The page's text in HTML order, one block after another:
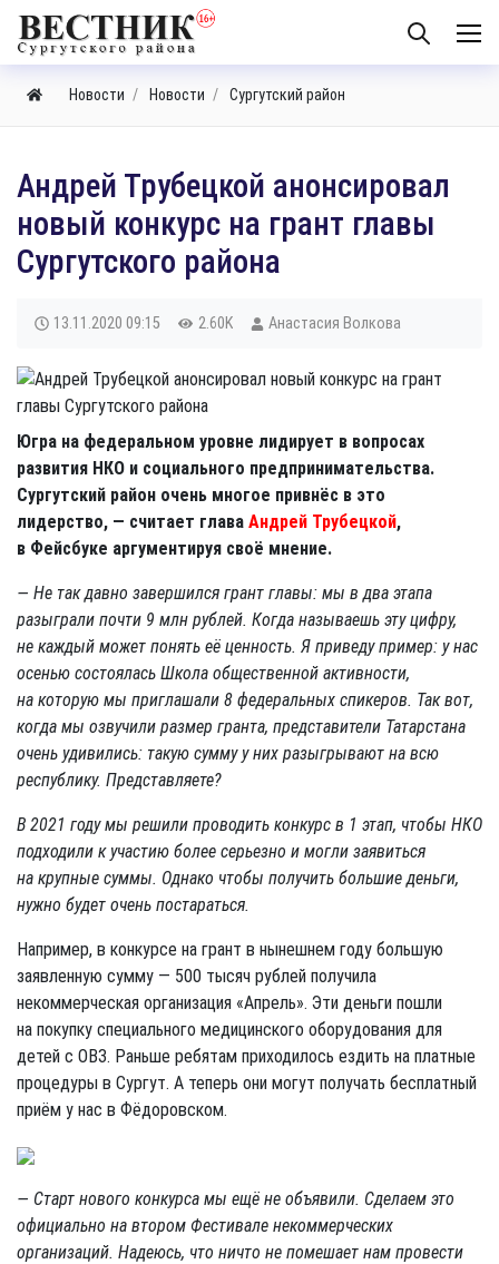
Новости Новости Сургутский район
Андрей Трубецкой анонсировал
новый конкурс на грант главы
Сургутского района
13.11.2020 09:15 2.60K Анастасия Волкова
Югра на федеральном уровне лидирует в вопросах
развития НКО и социального предпринимательства.
Сургутский район очень многое привнёс в это
лидерство, — считает глава Андрей Трубецкой,
в Фейсбуке аргументируя своё мнение.
— Не так давно завершился грант главы: мы в два этапа
разыграли почти 9 млн рублей. Когда называешь эту цифру,
не каждый может понять её ценность. Я приведу пример: у нас
осенью состоялась Школа общественной активности,
на которую мы приглашали 8 федеральных спикеров. Так вот,
когда мы озвучили размер гранта, представители Татарстана
очень удивились: такую сумму у них разыгрывают на всю
республику. Представляете?
В 2021 году мы решили проводить конкурс в 1 этап, чтобы НКО
подходили к участию более серьезно и могли заявиться
на крупные суммы. Однако чтобы получить большие деньги,
нужно будет очень постараться.
Например, в конкурсе на грант в нынешнем году большую
заявленную сумму — 500 тысяч рублей получила
некоммерческая организация «Апрель». Эти деньги пошли
на покупку специального медицинского оборудования для
детей с ОВЗ. Раньше ребятам приходилось ездить на платные
процедуры в Сургут. А теперь они могут получать бесплатный
приём у нас в Фёдоровском.
— Старт нового конкурса мы ещё не объявили. Сделаем это
официально на втором Фестивале некоммерческих
организаций. Надеюсь, что ничто не помешает нам провести